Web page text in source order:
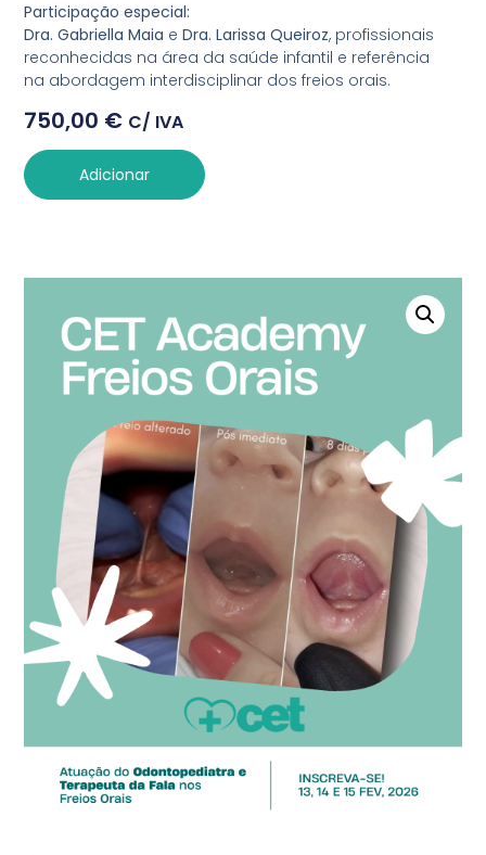
Participação especial:
Dra. Gabriella Maia eDra. Larissa Queiroz, profissionais
reconhecidas na área da saúde infantil e referência
na abordagem interdisciplinar dos freios orais.
750,00 € C/ IVA
Adicionar